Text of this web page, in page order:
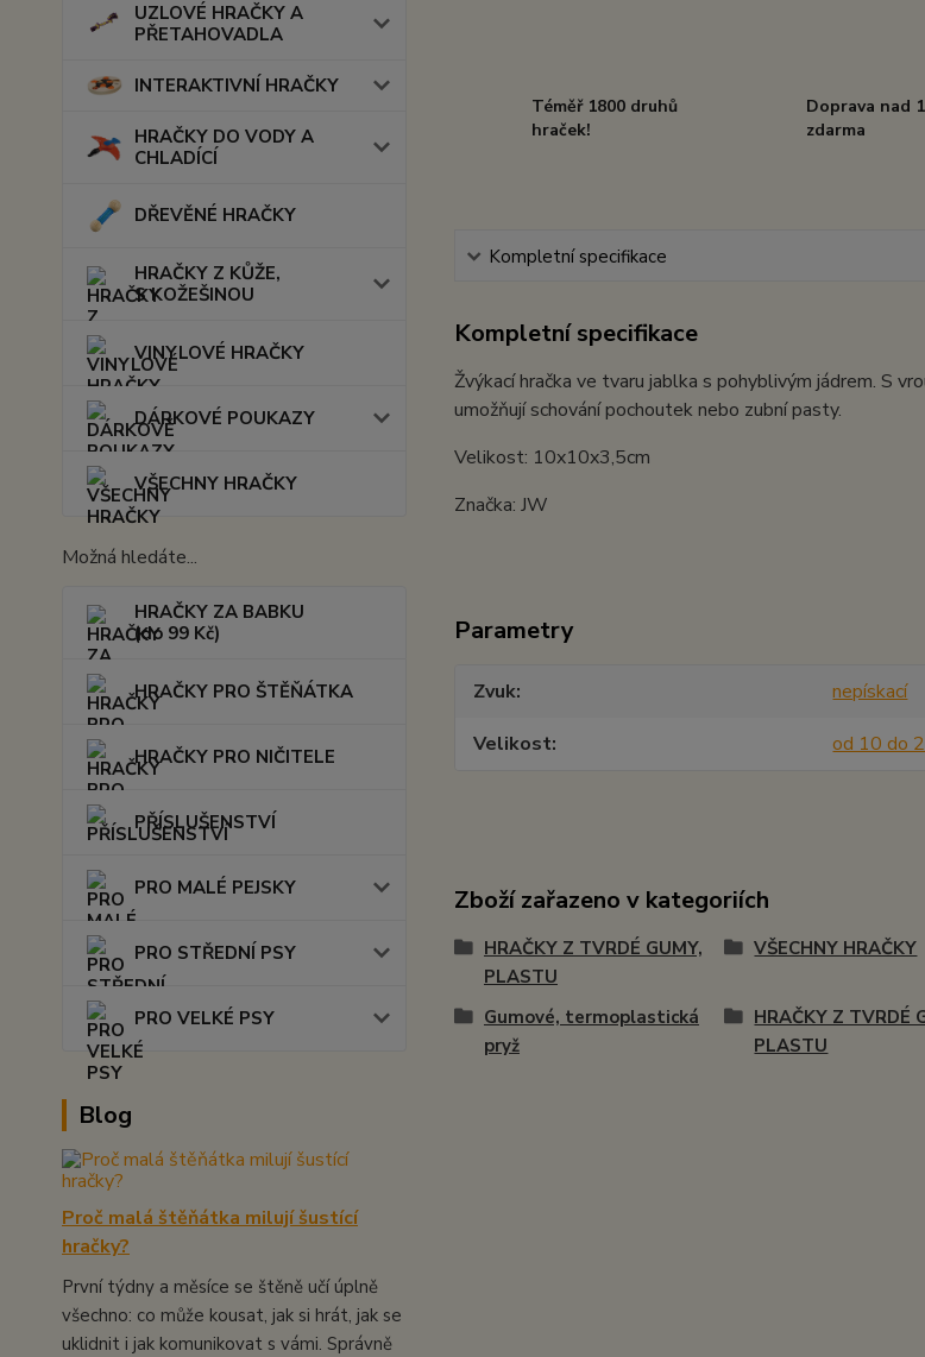
UZLOVÉ HRAČKY A
PŘETAHOVADLA
INTERAKTIVNÍ HRAČKY
HRAČKY DO VODY A
CHLADÍCÍ
DŘEVĚNÉ HRAČKY
HRAČKY Z KŮŽE,
S KOŽEŠINOU
VINYLOVÉ HRAČKY
DÁRKOVÉ POUKAZY
VŠECHNY HRAČKY
Možná hledáte...
HRAČKY ZA BABKU
(do 99 Kč)
HRAČKY PRO ŠTĚŇÁTKA
HRAČKY PRO NIČITELE
PŘÍSLUŠENSTVÍ
PRO MALÉ PEJSKY
PRO STŘEDNÍ PSY
PRO VELKÉ PSY
Blog
Proč malá štěňátka milují šustící
hračky?
První týdny a měsíce se štěně učí úplně
všechno: co může kousat, jak si hrát, jak se
uklidnit i jak komunikovat s vámi. Správně
Téměř 1800 druhů
hraček!
Doprava nad
zdarma
Kompletní specifikace
Kompletní specifikace
Žvýkací hračka ve tvaru jablka s pohyblivým jádrem. S
umožňují schování pochoutek nebo zubní pasty.
Velikost: 10x10x3,5cm
Značka: JW
Parametry
Zvuk
nepískací
Velikost
od 10 do
Zboží zařazeno v kategoriích
HRAČKY Z TVRDÉ GUMY,
PLASTU
VŠECHNY HRAČKY
Gumové, termoplastická
pryž
HRAČKY Z TVRDÉ
PLASTU